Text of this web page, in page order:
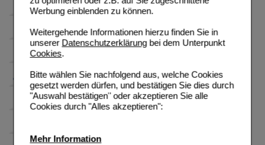
Werbung einblenden zu können.
Weitergehende Informationen hierzu finden Sie in
unserer Datenschutzerklärungbei dem Unterpunkt
Cookies.
Bitte wählen Sie nachfolgend aus, welche Cookies
gesetzt werden dürfen, und bestätigen Sie dies durch
"Auswahl bestätigen" oder akzeptieren Sie alle
Cookies durch "Alles akzeptieren":
Mehr Information